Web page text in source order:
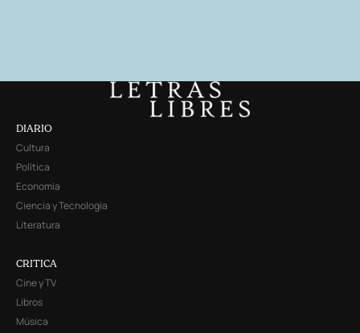
DIARIO
Cultura
Política
Economía
Ciencia y Tecnología
Literatura
CRITICA
Cine y TV
Libros
Música